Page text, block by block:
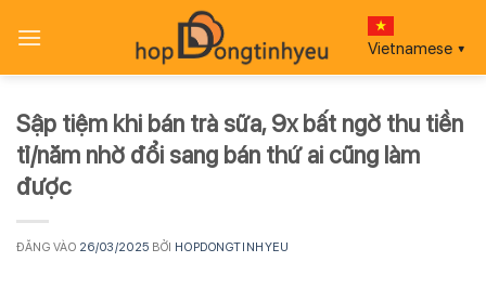
qua
Vietnamese ▼
Sập tiệm khi bán trà sữa, 9x bất ngờ thu tiền
tỉ/năm nhờ đổi sang bán thứ ai cũng làm
được
ĐĂNG VÀO 26/03/2025 BỞI HOPDONGTINHYEU